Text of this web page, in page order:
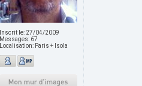
Inscrit le: 27/04/2009
Messages: 67
Localisation: Paris + Isola